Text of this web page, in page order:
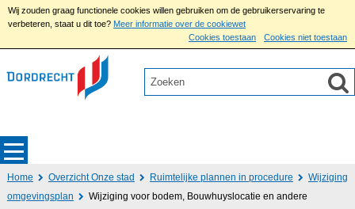
Wij zouden graag functionele cookies willen gebruiken om de gebruikerservaring te
verbeteren, staat u dit toe? Meer informatie over de cookiewet
Cookies toestaan
Cookies niet toestaan
Home Overzicht Onze stad Ruimtelijke plannen in procedure
Wijziging
omgevingsplan
Wijziging voor bodem, Bouwhuyslocatie en andere